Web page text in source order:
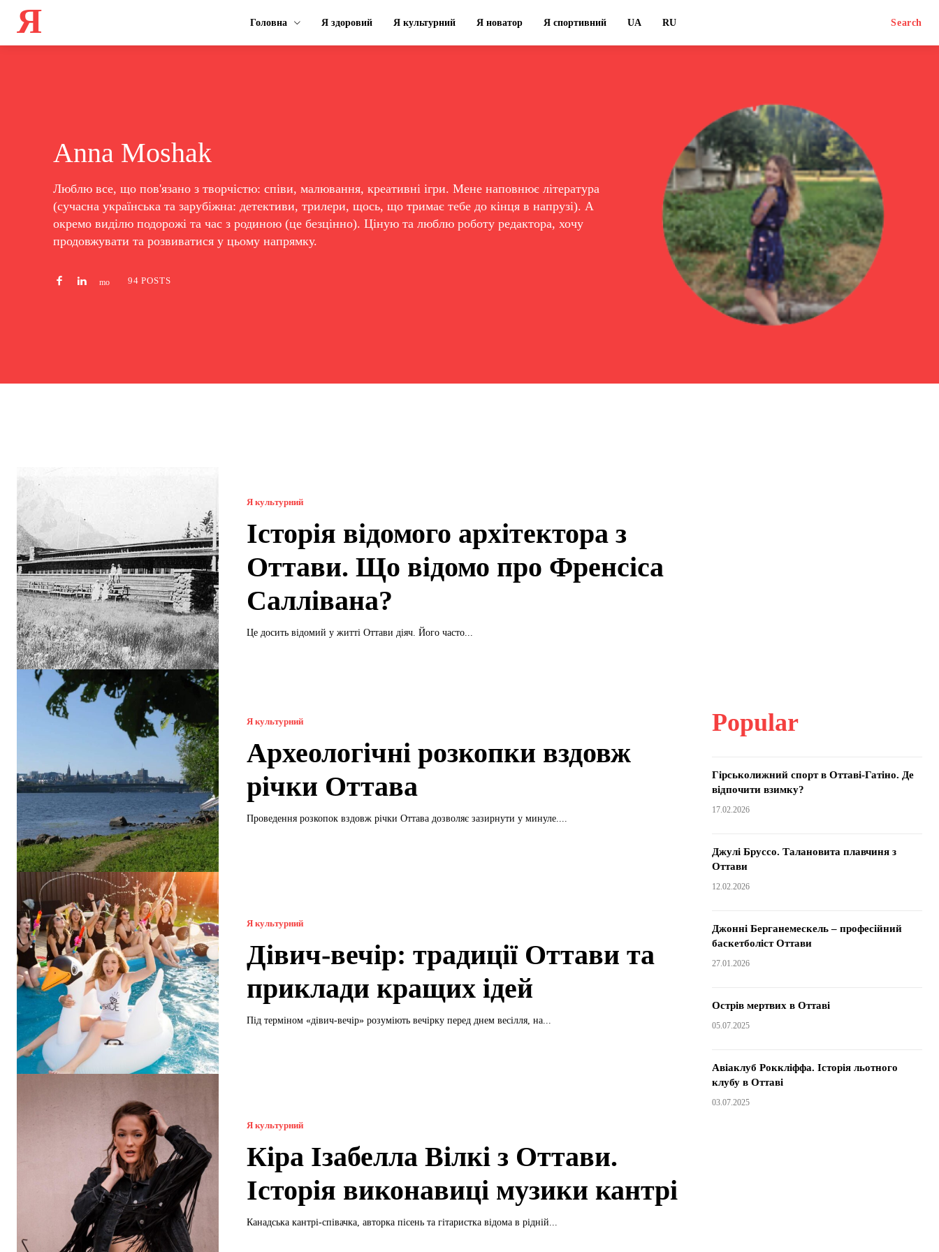
Я Головна Я здоровий Я культурний Я новатор Я спортивний UA RU Search
Anna Moshak
Люблю все, що пов'язано з творчістю: співи, малювання, креативні ігри. Мене наповнює література
(сучасна українська та зарубіжна: детективи, трилери, щось, що тримає тебе до кінця в напрузі). А
окремо виділю подорожі та час з родиною (це безцінно). Ціную та люблю роботу редактора, хочу
продовжувати та розвиватися у цьому напрямку.
94 POSTS
Я культурний
Історія відомого архітектора з
Оттави. Що відомо про Френсіса
Саллівана?
Це досить відомий у житті Оттави діяч. Його часто...
Я культурний
Археологічні розкопки вздовж
річки Оттава
Проведення розкопок вздовж річки Оттава дозволяє зазирнути у минуле....
Я культурний
Дівич-вечір: традиції Оттави та
приклади кращих ідей
Під терміном «дівич-вечір» розуміють вечірку перед днем весілля, на...
Я культурний
Кіра Ізабелла Вілкі з Оттави.
Історія виконавиці музики кантрі
Канадська кантрі-співачка, авторка пісень та гітаристка відома в рідній...
Popular
Гірськолижний спорт в Оттаві-Гатіно. Де
відпочити взимку?
17.02.2026
Джулі Бруссо. Талановита плавчиня з
Оттави
12.02.2026
Джонні Берганемескель – професійний
баскетболіст Оттави
27.01.2026
Острів мертвих в Оттаві
05.07.2025
Авіаклуб Роккліффа. Історія льотного
клубу в Оттаві
03.07.2025